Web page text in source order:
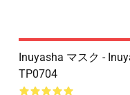
Inuyasha マスク -
TP0704